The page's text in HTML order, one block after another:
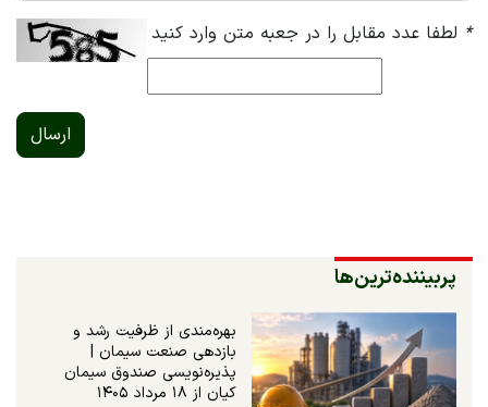
* لطفا عدد مقابل را در جعبه متن وارد کنید
ارسال
پربیننده‌ترین‌ها
بهره‌مندی از ظرفیت رشد و
بازدهی صنعت سیمان |
پذیره‌نویسی صندوق سیمان
کیان از ۱۸ مرداد ۱۴۰۵